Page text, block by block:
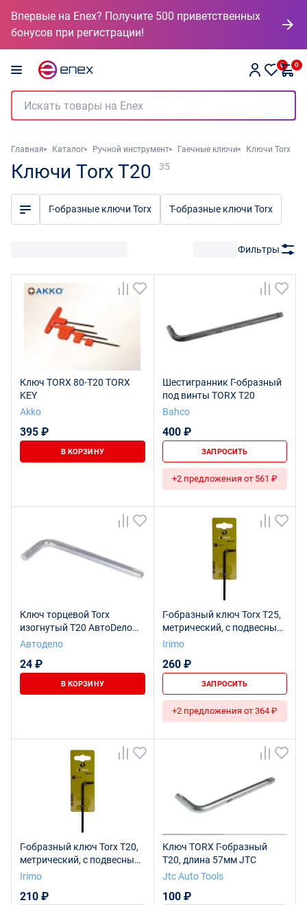
Впервые на Enex? Получите 500 приветственных
бонусов при регистрации!
0 0
Главная Каталог Ручной инструмент Гаечные ключи Ключи Torx
Ключи Torx T20 35
Г-образные ключи Torx Т-образные ключи Torx
Фильтры
Ключ TORX 80-T20 TORX
KEY
Akko
395 ₽
В КОРЗИНУ
Шестигранник Г-образный
под винты TORX T20
Bahco
400 ₽
ЗАПРОСИТЬ
+2 предложения от 561 ₽
Ключ торцевой Torx
изогнутый Т20 АвтоDело
39362
Автодело
24 ₽
В КОРЗИНУ
Г-образный ключ Torx T25,
метрический, с подвесным
держателем
Irimo
260 ₽
ЗАПРОСИТЬ
+2 предложения от 364 ₽
Г-образный ключ Torx T20,
метрический, с подвесным
держателем
Irimo
210 ₽
Ключ TORX Г-образный
T20, длина 57мм JTC
Jtc Auto Tools
100 ₽